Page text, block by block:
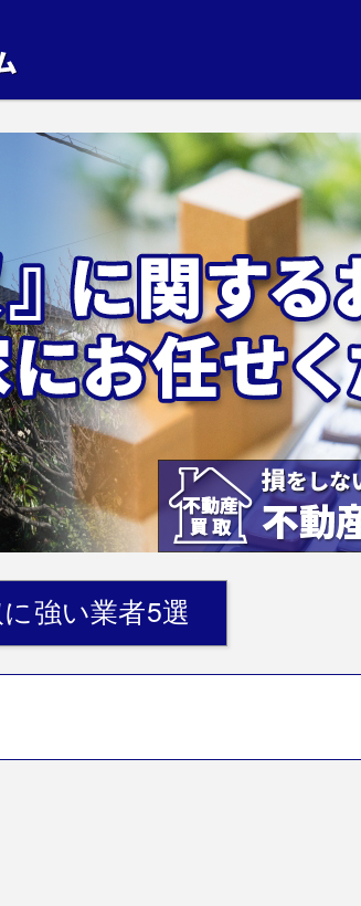
強い業者5選